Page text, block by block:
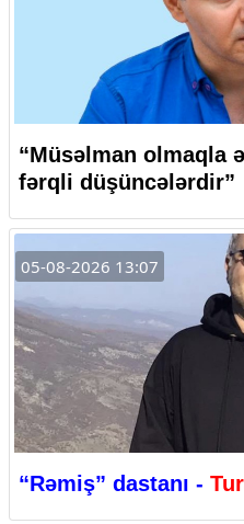
“Müsəlman olmaqla
fərqli düşüncələrdir”
05-08-2026 13:07
“Rəmiş” dastanı -